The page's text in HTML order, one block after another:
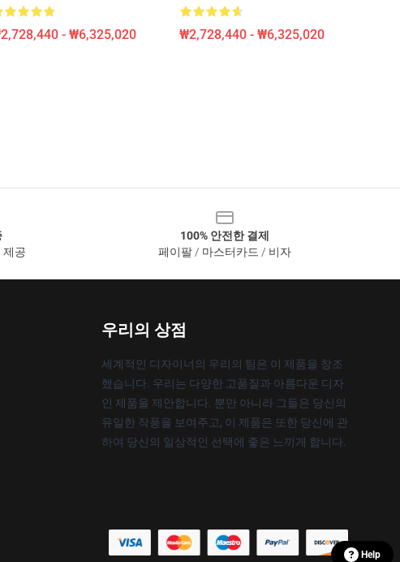
- ₩6,325,020 ₩2,728,440 - ₩6,325,020
제공
100% 안전한 결제
페이팔 / 마스터카드 / 비자
우리의 상점
세계적인 디자이너의 우리의 팀은 이 제품을 창조
했습니다. 우리는 다양한 고품질과 아름다운 디자
인 제품을 제안합니다. 뿐만 아니라 그들은 당신의
유일한 작풍을 보여주고, 이 제품은 또한 당신에 관
하여 당신의 일상적인 선택에 좋은 느끼게 합니다.
Help